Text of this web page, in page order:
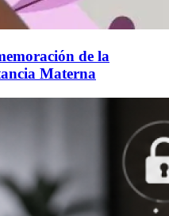
de la
Materna